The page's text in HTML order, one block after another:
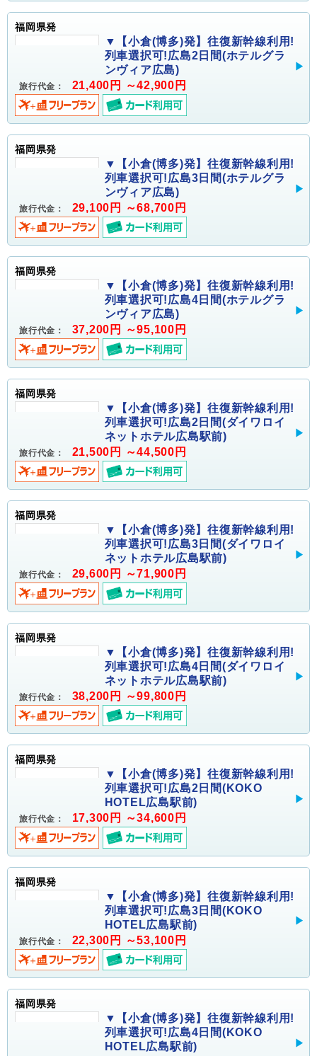
福岡県発
▼【小倉(博多)発】往復新幹線利用!
列車選択可!広島2日間(ホテルグラ
ンヴィア広島)
旅行代金： 21,400円 ～42,900円
福岡県発
▼【小倉(博多)発】往復新幹線利用!
列車選択可!広島3日間(ホテルグラ
ンヴィア広島)
旅行代金： 29,100円 ～68,700円
福岡県発
▼【小倉(博多)発】往復新幹線利用!
列車選択可!広島4日間(ホテルグラ
ンヴィア広島)
旅行代金： 37,200円 ～95,100円
福岡県発
▼【小倉(博多)発】往復新幹線利用!
列車選択可!広島2日間(ダイワロイ
ネットホテル広島駅前)
旅行代金： 21,500円 ～44,500円
福岡県発
▼【小倉(博多)発】往復新幹線利用!
列車選択可!広島3日間(ダイワロイ
ネットホテル広島駅前)
旅行代金： 29,600円 ～71,900円
福岡県発
▼【小倉(博多)発】往復新幹線利用!
列車選択可!広島4日間(ダイワロイ
ネットホテル広島駅前)
旅行代金： 38,200円 ～99,800円
福岡県発
▼【小倉(博多)発】往復新幹線利用!
列車選択可!広島2日間(KOKO
HOTEL広島駅前)
旅行代金： 17,300円 ～34,600円
福岡県発
▼【小倉(博多)発】往復新幹線利用!
列車選択可!広島3日間(KOKO
HOTEL広島駅前)
旅行代金： 22,300円 ～53,100円
福岡県発
▼【小倉(博多)発】往復新幹線利用!
列車選択可!広島4日間(KOKO
HOTEL広島駅前)